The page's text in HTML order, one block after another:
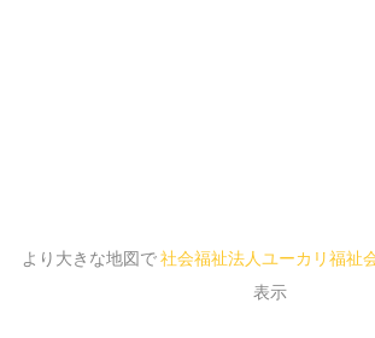
より大きな地図で社会福祉法人ユーカリ福祉
表示